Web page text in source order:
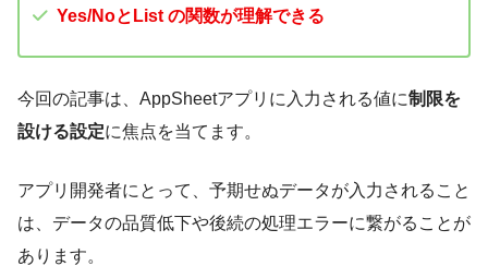
Yes/NoとList の関数が理解できる
今回の記事は、AppSheetアプリに入力される値に制限を
設ける設定に焦点を当てます。
アプリ開発者にとって、予期せぬデータが入力されること
は、データの品質低下や後続の処理エラーに繋がることが
あります。